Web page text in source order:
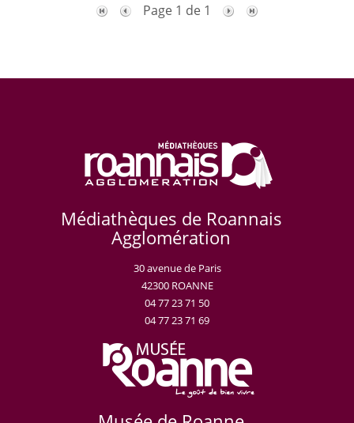
Page 1 de 1
Médiathèques de Roannais
Agglomération
30 avenue de Paris
42300 ROANNE
04 77 23 71 50
04 77 23 71 69